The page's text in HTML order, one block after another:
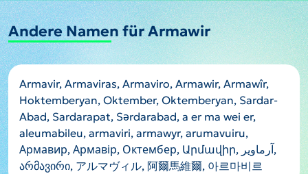
Andere Namen für Armawir
Armavir, Armaviras, Armaviro, Armawir, Armawîr,
Hoktemberyan, Oktember, Oktemberyan, Sardar-
Abad, Sardarapat, Sərdarabad, a er ma wei er,
aleumabileu, armaviri, armawyr, arumavuiru,
Армавир, Армавір, Октембер, Արմավիր, آرماویر,
არმავირი, アルマヴィル, 阿爾馬維爾, 아르마비르